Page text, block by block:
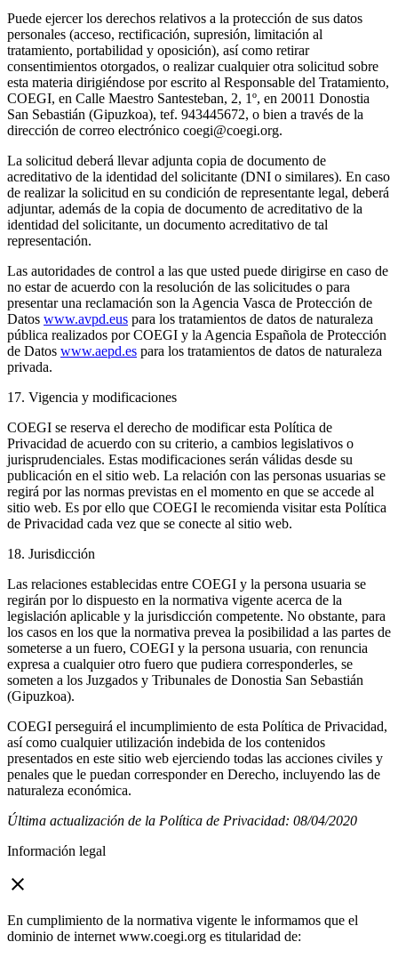
Puede ejercer los derechos relativos a la protección de sus datos
personales (acceso, rectificación, supresión, limitación al
tratamiento, portabilidad y oposición), así como retirar
consentimientos otorgados, o realizar cualquier otra solicitud sobre
esta materia dirigiéndose por escrito al Responsable del Tratamiento,
COEGI, en Calle Maestro Santesteban, 2, 1º, en 20011 Donostia
San Sebastián (Gipuzkoa), tef. 943445672, o bien a través de la
dirección de correo electrónico coegi@coegi.org.
La solicitud deberá llevar adjunta copia de documento de
acreditativo de la identidad del solicitante (DNI o similares). En caso
de realizar la solicitud en su condición de representante legal, deberá
adjuntar, además de la copia de documento de acreditativo de la
identidad del solicitante, un documento acreditativo de tal
representación.
Las autoridades de control a las que usted puede dirigirse en caso de
no estar de acuerdo con la resolución de las solicitudes o para
presentar una reclamación son la Agencia Vasca de Protección de
Datos www.avpd.eus para los tratamientos de datos de naturaleza
pública realizados por COEGI y la Agencia Española de Protección
de Datos www.aepd.es para los tratamientos de datos de naturaleza
privada.
17. Vigencia y modificaciones
COEGI se reserva el derecho de modificar esta Política de
Privacidad de acuerdo con su criterio, a cambios legislativos o
jurisprudenciales. Estas modificaciones serán válidas desde su
publicación en el sitio web. La relación con las personas usuarias se
regirá por las normas previstas en el momento en que se accede al
sitio web. Es por ello que COEGI le recomienda visitar esta Política
de Privacidad cada vez que se conecte al sitio web.
18. Jurisdicción
Las relaciones establecidas entre COEGI y la persona usuaria se
regirán por lo dispuesto en la normativa vigente acerca de la
legislación aplicable y la jurisdicción competente. No obstante, para
los casos en los que la normativa prevea la posibilidad a las partes de
someterse a un fuero, COEGI y la persona usuaria, con renuncia
expresa a cualquier otro fuero que pudiera corresponderles, se
someten a los Juzgados y Tribunales de Donostia San Sebastián
(Gipuzkoa).
COEGI perseguirá el incumplimiento de esta Política de Privacidad,
así como cualquier utilización indebida de los contenidos
presentados en este sitio web ejerciendo todas las acciones civiles y
penales que le puedan corresponder en Derecho, incluyendo las de
naturaleza económica.
Última actualización de la Política de Privacidad: 08/04/2020
Información legal
close
En cumplimiento de la normativa vigente le informamos que el
dominio de internet www.coegi.org es titularidad de: